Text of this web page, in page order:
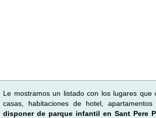
Le mostramos un listado con los lugares que
casas, habitaciones de hotel,
disponer de parque infantil en Sant Pere